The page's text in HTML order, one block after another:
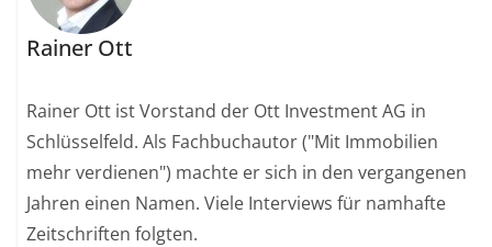
Rainer Ott
Rainer Ott ist Vorstand der Ott Investment AG in
Schlüsselfeld. Als Fachbuchautor ("Mit Immobilien
mehr verdienen") machte er sich in den vergangenen
Jahren einen Namen. Viele Interviews für namhafte
Zeitschriften folgten.